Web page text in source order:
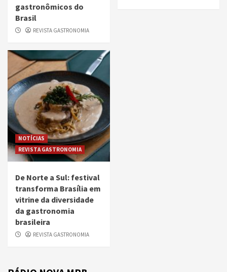
gastronômicos do
Brasil
REVISTA GASTRONOMIA
NOTÍCIAS
REVISTA GASTRONOMIA
De Norte a Sul: festival
transforma Brasília em
vitrine da diversidade
da gastronomia
brasileira
REVISTA GASTRONOMIA